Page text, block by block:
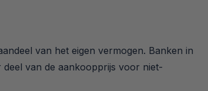
van het eigen vermogen. Banken in
van de aankoopprijs voor niet-